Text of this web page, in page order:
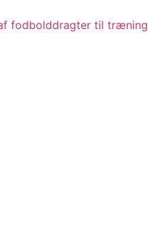
fodbolddragter til træning